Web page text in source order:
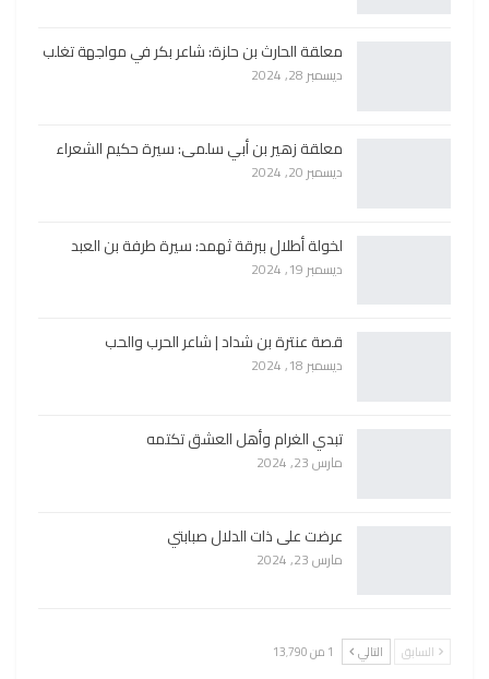
معلقة الحارث بن حلزة: شاعر بكر في مواجهة تغلب
ديسمبر 28, 2024
معلقة زهير بن أبي سلمى: سيرة حكيم الشعراء
ديسمبر 20, 2024
لخولة أطلال ببرقة ثهمد: سيرة طرفة بن العبد
ديسمبر 19, 2024
قصة عنترة بن شداد | شاعر الحرب والحب
ديسمبر 18, 2024
تبدي الغرام وأهل العشق تكتمه
مارس 23, 2024
عرضت على ذات الدلال صبابتي
مارس 23, 2024
السابق التالي 1 من 13٬790